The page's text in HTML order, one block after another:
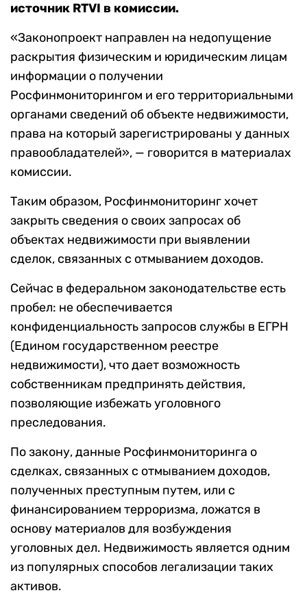
источник RTVI в комиссии.
«Законопроект направлен на недопущение
раскрытия физическим и юридическим лицам
информации о получении
Росфинмониторингом и его территориальными
органами сведений об объекте недвижимости,
права на который зарегистрированы у данных
правообладателей», — говорится в материалах
комиссии.
Таким образом, Росфинмониторинг хочет
закрыть сведения о своих запросах об
объектах недвижимости при выявлении
сделок, связанных с отмыванием доходов.
Сейчас в федеральном законодательстве есть
пробел: не обеспечивается
конфиденциальность запросов службы в ЕГРН
(Едином государственном реестре
недвижимости), что дает возможность
собственникам предпринять действия,
позволяющие избежать уголовного
преследования.
По закону, данные Росфинмониторинга о
сделках, связанных с отмыванием доходов,
полученных преступным путем, или с
финансированием терроризма, ложатся в
основу материалов для возбуждения
уголовных дел. Недвижимость является одним
из популярных способов легализации таких
активов.